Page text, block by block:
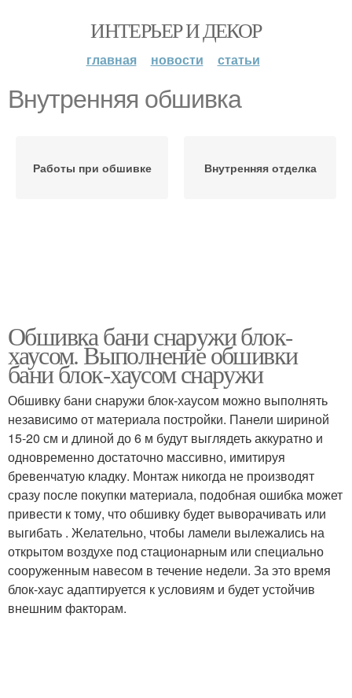
ИНТЕРЬЕР И ДЕКОР
главная новости статьи
Внутренняя обшивка
Работы при обшивке Внутренняя отделка
Обшивка бани снаружи блок-
хаусом. Выполнение обшивки
бани блок-хаусом снаружи
Обшивку бани снаружи блок-хаусом можно выполнять
независимо от материала постройки. Панели шириной
15-20 см и длиной до 6 м будут выглядеть аккуратно и
одновременно достаточно массивно, имитируя
бревенчатую кладку. Монтаж никогда не производят
сразу после покупки материала, подобная ошибка может
привести к тому, что обшивку будет выворачивать или
выгибать . Желательно, чтобы ламели вылежались на
открытом воздухе под стационарным или специально
сооруженным навесом в течение недели. За это время
блок-хаус адаптируется к условиям и будет устойчив
внешним факторам.